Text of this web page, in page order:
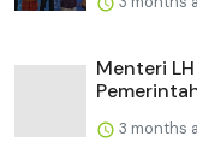
Menteri
3 months